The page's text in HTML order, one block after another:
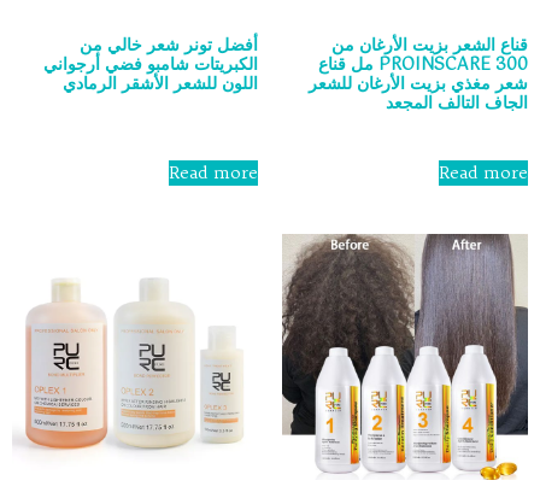
قناع الشعر بزيت الأرغان من
PROINSCARE 300 مل قناع
شعر مغذي بزيت الأرغان للشعر
الجاف التالف المجعد
out
Read more
أفضل تونر شعر خالي من
الكبريتات شامبو فضي أرجواني
اللون للشعر الأشقر الرمادي
out
of
5
Read more